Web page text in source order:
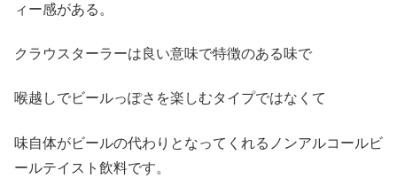
ィー感がある。
クラウスターラーは良い意味で特徴のある味で
喉越しでビールっぽさを楽しむタイプではなくて
味自体がビールの代わりとなってくれるノンアルコールビ
ールテイスト飲料です。